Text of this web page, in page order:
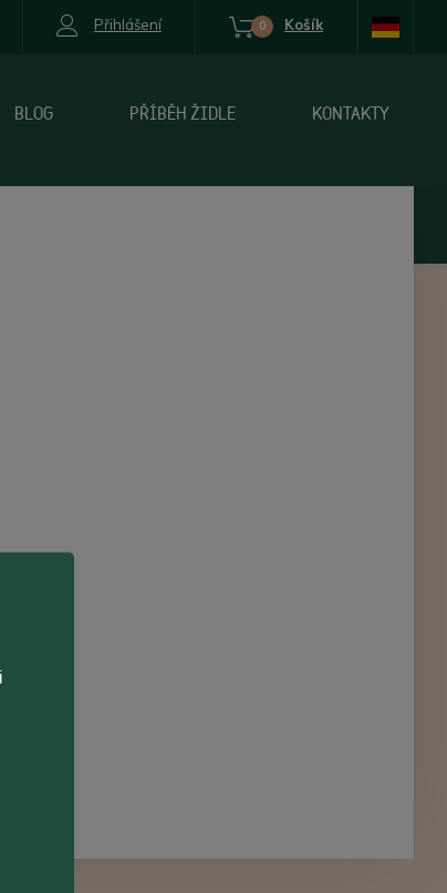
Košík
0
Přihlášení
BLOG PŘÍBĚH ŽIDLE KONTAKTY